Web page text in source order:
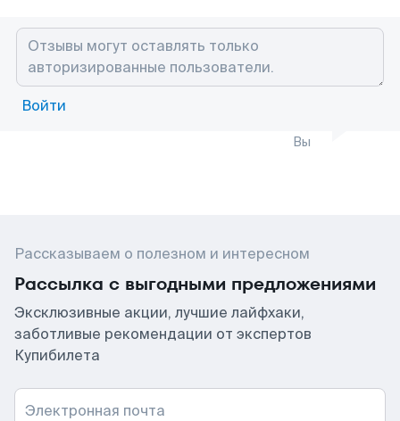
Войти
Вы
Рассказываем о полезном и интересном
Рассылка с выгодными предложениями
Эксклюзивные акции, лучшие лайфхаки,
заботливые рекомендации от экспертов
Купибилета
Электронная почта